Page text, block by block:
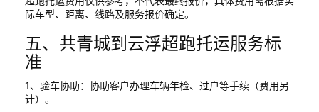
际车型、距离、线路及服务报价确定。
五、共青城到云浮超跑托运服务标
准
1、验车协助：协助客户办理车辆年检、过户等手续（费用另
计）。